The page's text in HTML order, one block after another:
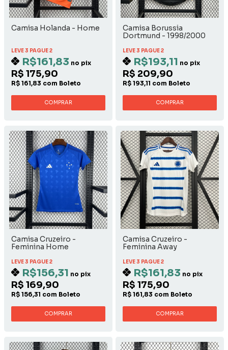
Camisa Holanda - Home
LEVE 3 PAGUE 2
R$161,83 no pix
R$ 175,90
R$ 161,83 com Boleto
COMPRAR
Camisa Borussia
Dortmund - 1998/2000
LEVE 3 PAGUE 2
R$193,11 no pix
R$ 209,90
R$ 193,11 com Boleto
COMPRAR
Camisa Cruzeiro -
Feminina Home
LEVE 3 PAGUE 2
R$156,31 no pix
R$ 169,90
R$ 156,31 com Boleto
COMPRAR
Camisa Cruzeiro -
Feminina Away
LEVE 3 PAGUE 2
R$161,83 no pix
R$ 175,90
R$ 161,83 com Boleto
COMPRAR